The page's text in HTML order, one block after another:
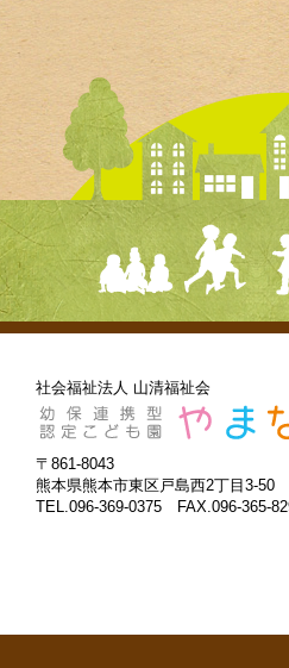
社会福祉法人 山清福祉会
〒861-8043
熊本県熊本市東区戸島西2丁目3-50
TEL.096-369-0375 FAX.096-365-